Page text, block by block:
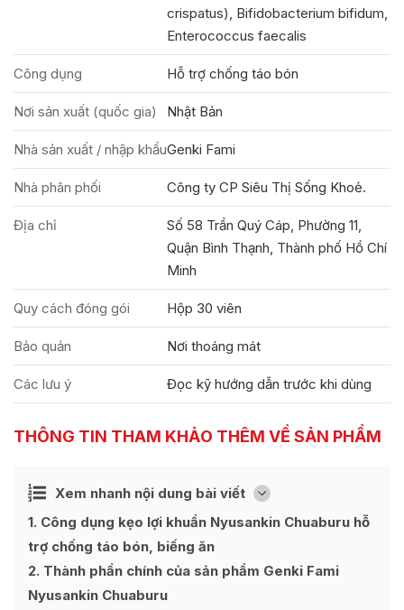
crispatus), Bifidobacterium bifidum,
Enterococcus faecalis
Công dụng Hỗ trợ chống táo bón
Nơi sản xuất (quốc gia) Nhật Bản
Nhà sản xuất / nhập khẩuGenki Fami
Nhà phân phối Công ty CP Siêu Thị Sống Khoẻ.
Địa chỉ
Số 58 Trần Quý Cáp, Phường 11,
Quận Bình Thạnh, Thành phố Hồ Chí
Minh
Quy cách đóng gói Hộp 30 viên
Bảo quản Nơi thoáng mát
Các lưu ý Đọc kỹ hướng dẫn trước khi dùng
THÔNG TIN THAM KHẢO THÊM VỀ SẢN PHẨM
Xem nhanh nội dung bài viết [
Ẩn
1 Công dụng kẹo lợi khuẩn Nyusankin Chuaburu hỗ
trợ chống táo bón, biếng ăn
2 Thành phần chính của sản phẩm Genki Fami
Nyusankin Chuaburu